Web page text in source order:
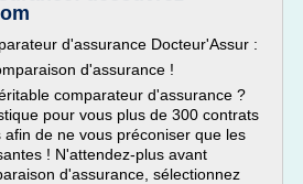
d'assurance Docteur'Assur :
d'assurance !
comparateur d'assurance ?
pour vous plus de 300 contrats
de ne vous préconiser que les
! N'attendez-plus avant
d'assurance, sélectionnez